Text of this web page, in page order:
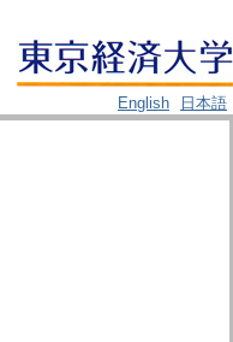
English
日本語